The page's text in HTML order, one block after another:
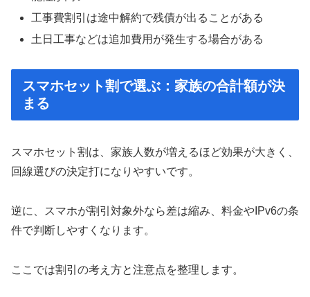
工事費割引は途中解約で残債が出ることがある
土日工事などは追加費用が発生する場合がある
スマホセット割で選ぶ：家族の合計額が決
まる
スマホセット割は、家族人数が増えるほど効果が大きく、
回線選びの決定打になりやすいです。
逆に、スマホが割引対象外なら差は縮み、料金やIPv6の条
件で判断しやすくなります。
ここでは割引の考え方と注意点を整理します。